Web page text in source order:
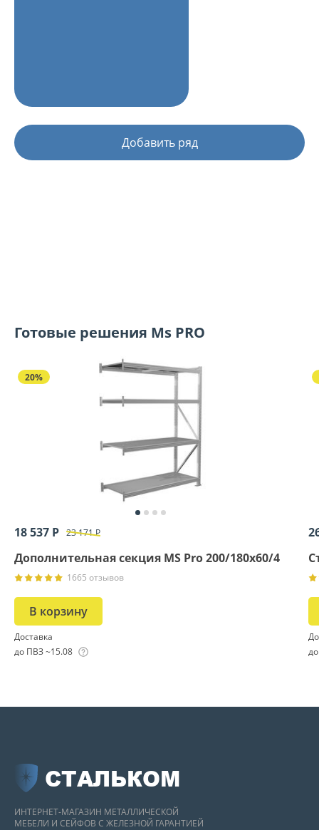
Добавить ряд
Готовые решения Ms PRO
20%
18 537 Р 23 171 Р
Дополнительная секция MS Pro 200/180x60/4
1665 отзывов
В корзину
Доставка
до ПВЗ ~15.08
СТАЛЬКОМ
ИНТЕРНЕТ-МАГАЗИН МЕТАЛЛИЧЕСКОЙ
МЕБЕЛИ И СЕЙФОВ С ЖЕЛЕЗНОЙ ГАРАНТИЕЙ